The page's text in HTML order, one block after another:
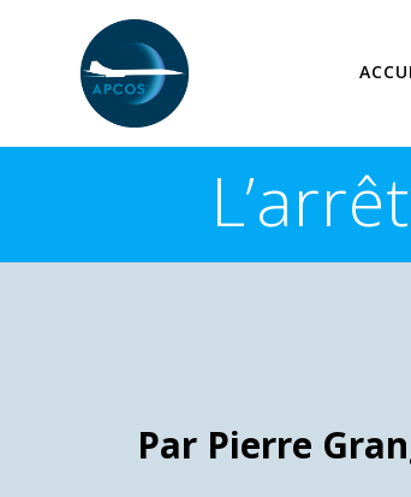
Par Pierre